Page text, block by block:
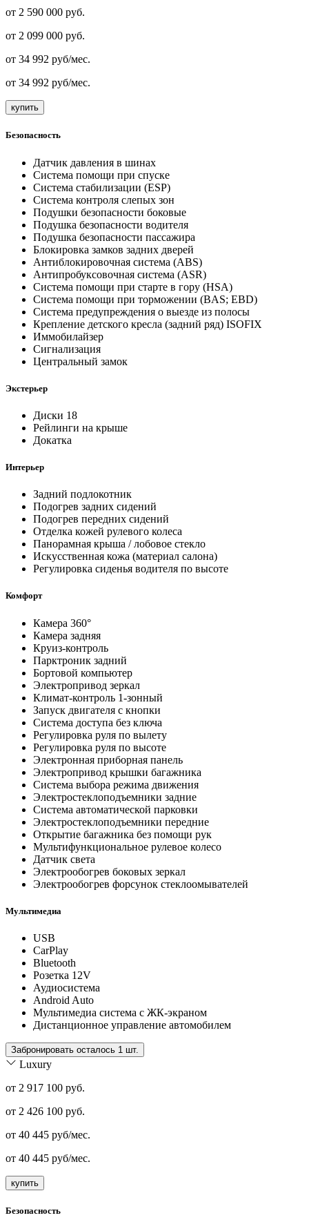
от 2 590 000 руб.
от 2 099 000 руб.
от 34 992 руб/мес.
от 34 992 руб/мес.
купить
Безопасность
Датчик давления в шинах
Система помощи при спуске
Система стабилизации (ESP)
Система контроля слепых зон
Подушки безопасности боковые
Подушка безопасности водителя
Подушка безопасности пассажира
Блокировка замков задних дверей
Антиблокировочная система (ABS)
Антипробуксовочная система (ASR)
Система помощи при старте в гору (HSA)
Система помощи при торможении (BAS; EBD)
Система предупреждения о выезде из полосы
Крепление детского кресла (задний ряд) ISOFIX
Иммобилайзер
Сигнализация
Центральный замок
Экстерьер
Диски 18
Рейлинги на крыше
Докатка
Интерьер
Задний подлокотник
Подогрев задних сидений
Подогрев передних сидений
Отделка кожей рулевого колеса
Панорамная крыша / лобовое стекло
Искусственная кожа (материал салона)
Регулировка сиденья водителя по высоте
Комфорт
Камера 360°
Камера задняя
Круиз-контроль
Парктроник задний
Бортовой компьютер
Электропривод зеркал
Климат-контроль 1-зонный
Запуск двигателя с кнопки
Система доступа без ключа
Регулировка руля по вылету
Регулировка руля по высоте
Электронная приборная панель
Электропривод крышки багажника
Система выбора режима движения
Электростеклоподъемники задние
Система автоматической парковки
Электростеклоподъемники передние
Открытие багажника без помощи рук
Мультифункциональное рулевое колесо
Датчик света
Электрообогрев боковых зеркал
Электрообогрев форсунок стеклоомывателей
Мультимедиа
USB
CarPlay
Bluetooth
Розетка 12V
Аудиосистема
Android Auto
Мультимедиа система с ЖК-экраном
Дистанционное управление автомобилем
Забронировать осталось 1 шт.
Luxury
от 2 917 100 руб.
от 2 426 100 руб.
от 40 445 руб/мес.
от 40 445 руб/мес.
купить
Безопасность